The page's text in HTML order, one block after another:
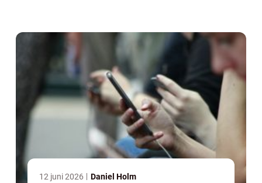
12 juni 2026 Daniel Holm